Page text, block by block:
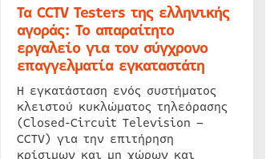
Τα CCTV Testers της ελληνικής
αγοράς: Το απαραίτητο
εργαλείο για τον σύγχρονο
επαγγελματία εγκαταστάτη
Η εγκατάσταση ενός συστήματος
κλειστού κυκλώματος τηλεόρασης
(Closed-Circuit Television –
CCTV) για την επιτήρηση
κρίσιμων και μη χώρων και